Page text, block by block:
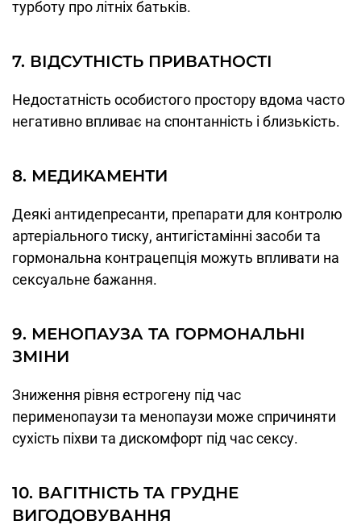
турботу про літніх батьків.
7. ВІДСУТНІСТЬ ПРИВАТНОСТІ
Недостатність особистого простору вдома часто
негативно впливає на спонтанність і близькість.
8. МЕДИКАМЕНТИ
Деякі антидепресанти, препарати для контролю
артеріального тиску, антигістамінні засоби та
гормональна контрацепція можуть впливати на
сексуальне бажання.
9. МЕНОПАУЗА ТА ГОРМОНАЛЬНІ
ЗМІНИ
Зниження рівня естрогену під час
перименопаузи та менопаузи може спричиняти
сухість піхви та дискомфорт під час сексу.
10. ВАГІТНІСТЬ ТА ГРУДНЕ
ВИГОДОВУВАННЯ